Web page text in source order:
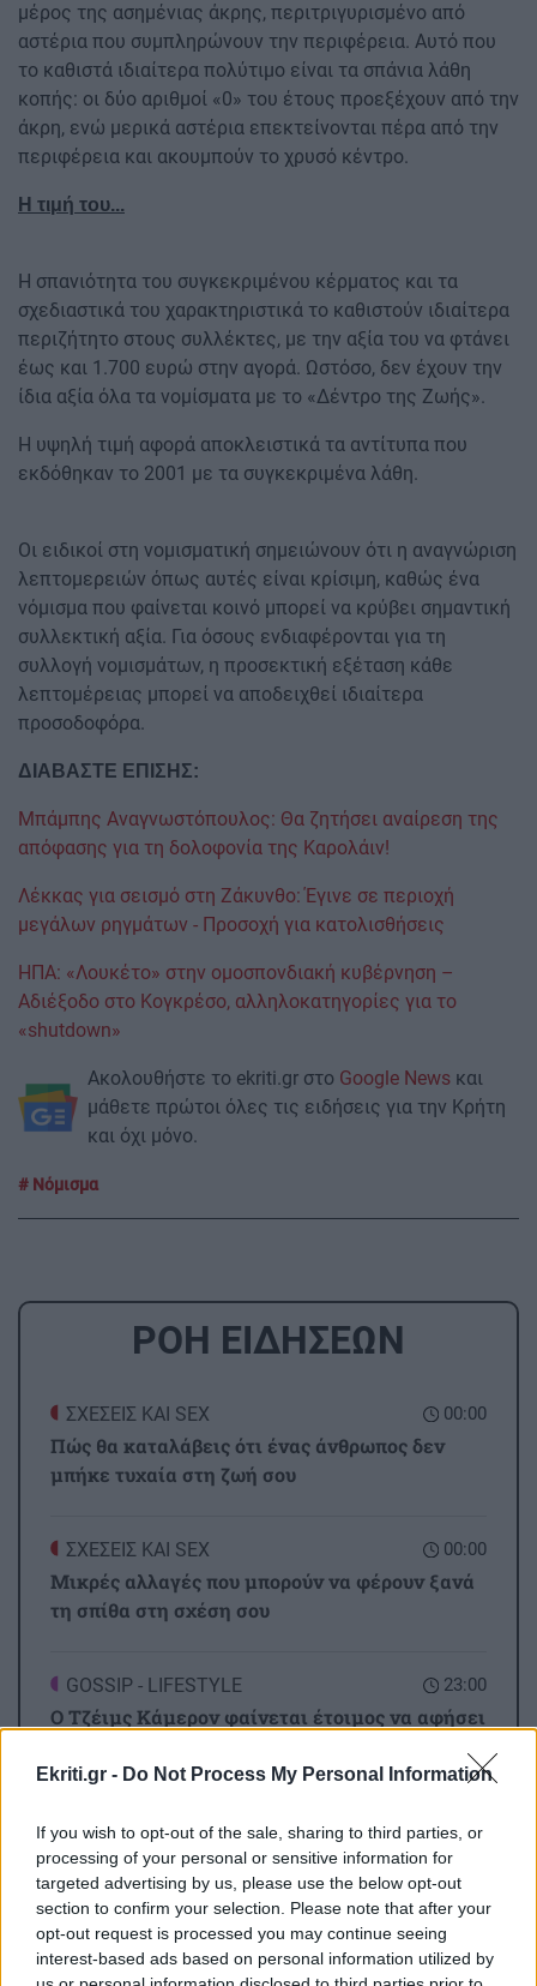
Ekriti.gr - Do Not Process My Personal Information
If you wish to opt-out of the sale, sharing to third parties, or
processing of your personal or sensitive information for
targeted advertising by us, please use the below opt-out
section to confirm your selection. Please note that after your
opt-out request is processed you may continue seeing
interest-based ads based on personal information utilized by
μέρος της ασημένιας άκρης, περιτριγυρισμένο από
αστέρια που συμπληρώνουν την περιφέρεια. Αυτό που
το καθιστά ιδιαίτερα πολύτιμο είναι τα σπάνια λάθη
κοπής: οι δύο αριθμοί «0» του έτους προεξέχουν από την
άκρη, ενώ μερικά αστέρια επεκτείνονται πέρα από την
περιφέρεια και ακουμπούν το χρυσό κέντρο.
Η τιμή του...
Η σπανιότητα του συγκεκριμένου κέρματος και τα
σχεδιαστικά του χαρακτηριστικά το καθιστούν ιδιαίτερα
περιζήτητο στους συλλέκτες, με την αξία του να φτάνει
έως και 1.700 ευρώ στην αγορά. Ωστόσο, δεν έχουν την
ίδια αξία όλα τα νομίσματα με το «Δέντρο της Ζωής».
Η υψηλή τιμή αφορά αποκλειστικά τα αντίτυπα που
εκδόθηκαν το 2001 με τα συγκεκριμένα λάθη.
Οι ειδικοί στη νομισματική σημειώνουν ότι η αναγνώριση
λεπτομερειών όπως αυτές είναι κρίσιμη, καθώς ένα
νόμισμα που φαίνεται κοινό μπορεί να κρύβει σημαντική
συλλεκτική αξία. Για όσους ενδιαφέρονται για τη
συλλογή νομισμάτων, η προσεκτική εξέταση κάθε
λεπτομέρειας μπορεί να αποδειχθεί ιδιαίτερα
προσοδοφόρα.
ΔΙΑΒΑΣΤΕ ΕΠΙΣΗΣ:
Μπάμπης Αναγνωστόπουλος: Θα ζητήσει αναίρεση της
απόφασης για τη δολοφονία της Καρολάιν!
Λέκκας για σεισμό στη Ζάκυνθο: Έγινε σε περιοχή
μεγάλων ρηγμάτων - Προσοχή για κατολισθήσεις
ΗΠΑ: «Λουκέτο» στην ομοσπονδιακή κυβέρνηση –
Αδιέξοδο στο Κογκρέσο, αλληλοκατηγορίες για το
«shutdown»
Ακολουθήστε το ekriti.gr στο Google News και
μάθετε πρώτοι όλες τις ειδήσεις για την Κρήτη
και όχι μόνο.
Νόμισμα
ΡΟΗ ΕΙΔΗΣΕΩΝ
00:00
ΣΧΕΣΕΙΣ ΚΑΙ SEX
Πώς θα καταλάβεις ότι ένας άνθρωπος δεν
μπήκε τυχαία στη ζωή σου
00:00
ΣΧΕΣΕΙΣ ΚΑΙ SEX
Μικρές αλλαγές που μπορούν να φέρουν ξανά
τη σπίθα στη σχέση σου
23:00
GOSSIP - LIFESTYLE
Ο Τζέιμς Κάμερον φαίνεται έτοιμος να αφήσει
ΕΠΙΣΤΗΜΗ
Έφτιαξε ηλιακό γιοτ με $20.000 και διένυσε
3.000 ναυτικά μίλια χωρίς στάλα καυσίμου!
22:21
ΣΠΙΤΙ
Όλες οι ειδήσεις